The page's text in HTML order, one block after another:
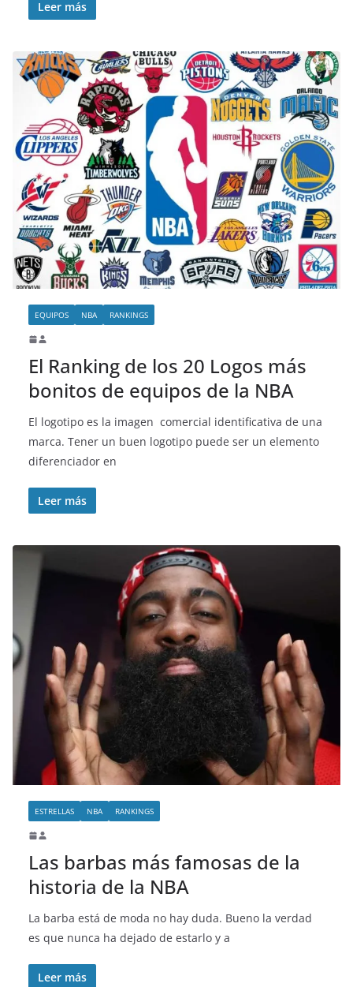
Leer más
EQUIPOS NBA RANKINGS
El Ranking de los 20 Logos más
bonitos de equipos de la NBA
El logotipo es la imagen comercial identificativa de una
marca. Tener un buen logotipo puede ser un elemento
diferenciador en
Leer más
ESTRELLAS NBA RANKINGS
Las barbas más famosas de la
historia de la NBA
La barba está de moda no hay duda. Bueno la verdad
es que nunca ha dejado de estarlo y a
Leer más